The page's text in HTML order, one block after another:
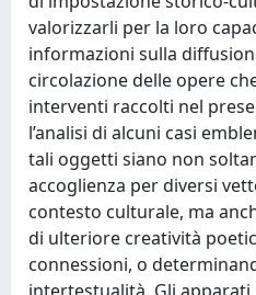
valorizzarli per la loro
informazioni sulla
circolazione delle opere
interventi raccolti nel
l’analisi di alcuni casi
tali oggetti siano non
accoglienza per diversi
contesto culturale, ma
di ulteriore creatività
connessioni, o